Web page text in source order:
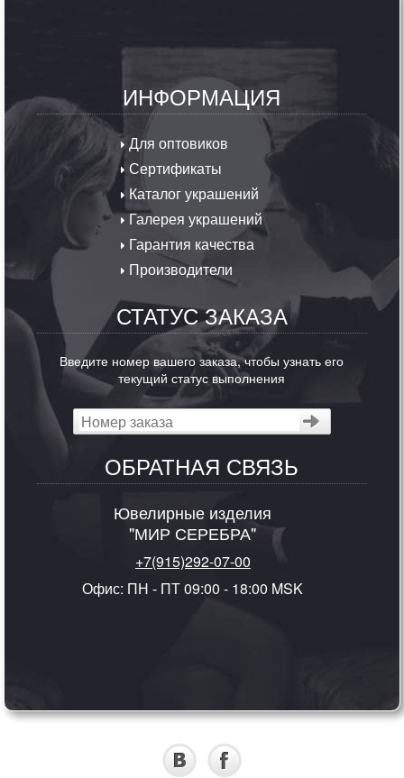
ИНФОРМАЦИЯ
Для оптовиков
Сертификаты
Каталог украшений
Галерея украшений
Гарантия качества
Производители
СТАТУС ЗАКАЗА
Введите номер вашего заказа, чтобы узнать его
текущий статус выполнения
ОБРАТНАЯ СВЯЗЬ
Ювелирные изделия
"МИР СЕРЕБРА"
+7(915)292-07-00
Офис: ПН - ПТ 09:00 - 18:00 MSK